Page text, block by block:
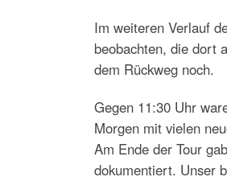
Im weiteren Verlauf
beobachten, die dort
dem Rückweg noch.
Gegen 11:30 Uhr
Morgen mit vielen
Am Ende der Tour
dokumentiert. Unser